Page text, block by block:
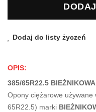
Dodaj do listy życzeń
OPIS:
385/65R22.5
Opony ciężarowe używane
65R22.5) marki